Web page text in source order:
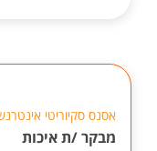
אסנס סקיוריטי
מבקר /ת איכות